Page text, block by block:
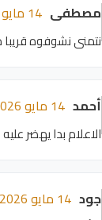
مصطفى 14 مايو 2026 - 08:58
نتمنى نشوفوه
أحمد 14 مايو 2026 - 08:54
الاعلام بدا يهضر
جود 14 مايو 2026 - 08:50